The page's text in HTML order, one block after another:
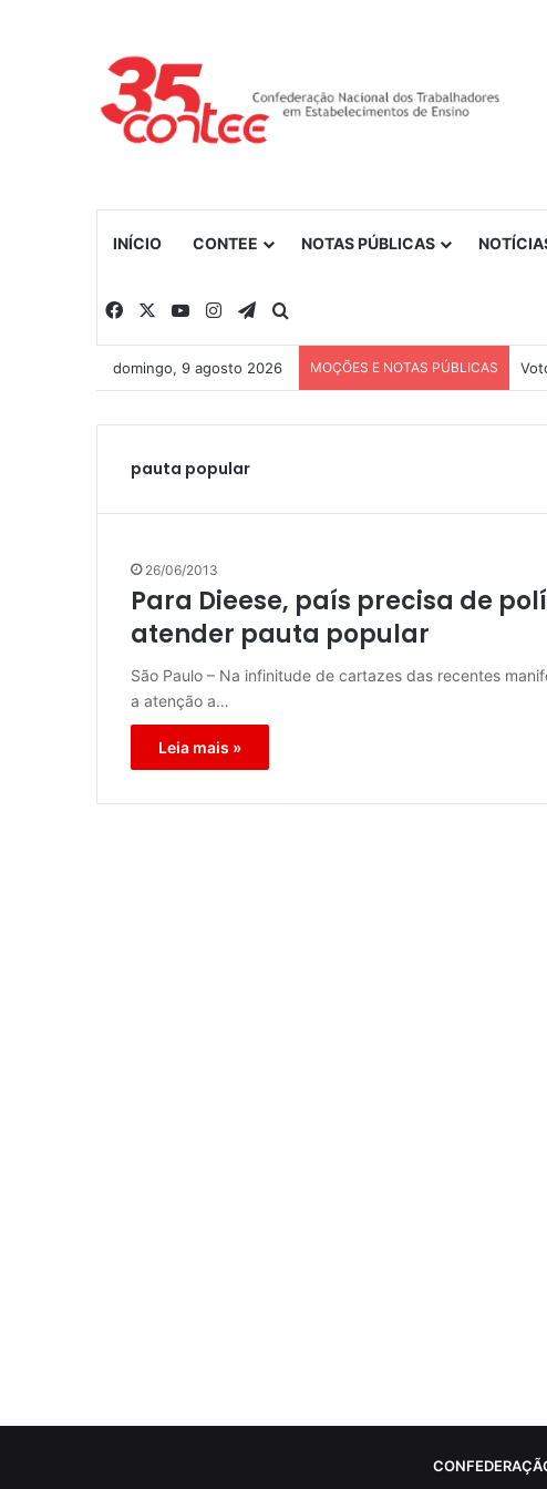
INÍCIO CONTEE NOTAS PÚBLICAS
Facebook YouTubeInstagramTelegram
domingo, 9 agosto 2026 MOÇÕES E NOTAS PÚBLICAS
pauta popular
26/06/2013
Para Dieese, país precisa de
atender pauta popular
São Paulo – Na infinitude de cartazes das recentes
a atenção a…
Leia mais »